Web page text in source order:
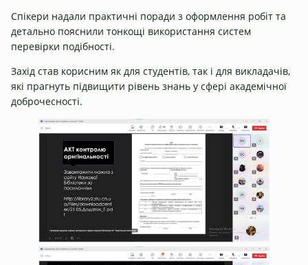
Спікери надали практичні поради з оформлення робіт та
детально пояснили тонкощі використання систем
перевірки подібності.
Захід став корисним як для студентів, так і для викладачів,
які прагнуть підвищити рівень знань у сфері академічної
доброчесності.